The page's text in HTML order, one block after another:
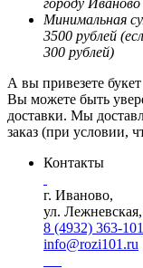
городу
Минимальная
3500 рублей
300 рублей)
А вы привезете букет
Вы можете быть
доставки. Мы
заказ (при условии,
Контакты
г. Иваново,
ул.
8 (4932) 363-101
info@rozi101.ru